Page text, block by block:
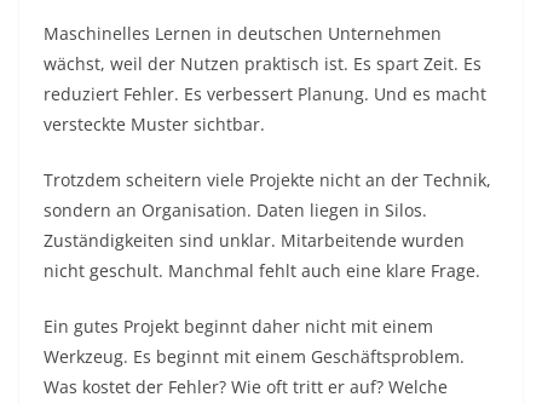
Maschinelles Lernen in deutschen Unternehmen
wächst, weil der Nutzen praktisch ist. Es spart Zeit. Es
reduziert Fehler. Es verbessert Planung. Und es macht
versteckte Muster sichtbar.
Trotzdem scheitern viele Projekte nicht an der Technik,
sondern an Organisation. Daten liegen in Silos.
Zuständigkeiten sind unklar. Mitarbeitende wurden
nicht geschult. Manchmal fehlt auch eine klare Frage.
Ein gutes Projekt beginnt daher nicht mit einem
Werkzeug. Es beginnt mit einem Geschäftsproblem.
Was kostet der Fehler? Wie oft tritt er auf? Welche